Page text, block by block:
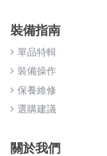
裝備指南
單品特輯
裝備操作
保養維修
選購建議
關於我們